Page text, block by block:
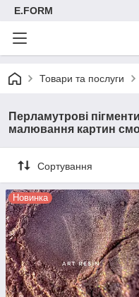
E.FORM
Товари та послуги
Перламутрові
малювання картин
Сортування
Новинка